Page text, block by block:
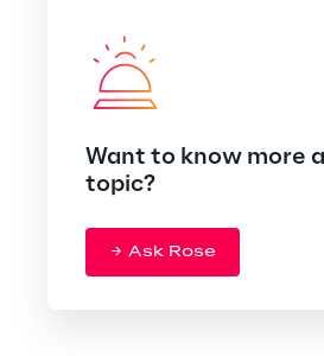
Want to know more
topic?
Ask Rose